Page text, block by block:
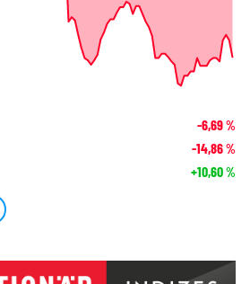
-6,69%
-14,86%
+10,60%